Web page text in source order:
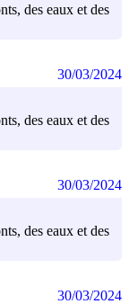
des eaux et des
des eaux et des
30/03/2024
des eaux et des
30/03/2024
30/03/2024